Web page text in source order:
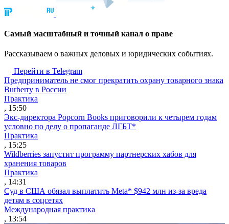
Cамый масштабный и точный канал о праве
Рассказываем о важных деловых и юридических событиях.
Перейти в Telegram
Предприниматель не смог прекратить охрану товарного знака
Burberry в России
Практика
, 15:50
Экс-директора Popcorn Books приговорили к четырем годам
условно по делу о пропаганде ЛГБТ*
Практика
, 15:25
Wildberries запустит программу партнерских хабов для
хранения товаров
Практика
, 14:31
Суд в США обязал выплатить Meta* $942 млн из-за вреда
детям в соцсетях
Международная практика
, 13:54